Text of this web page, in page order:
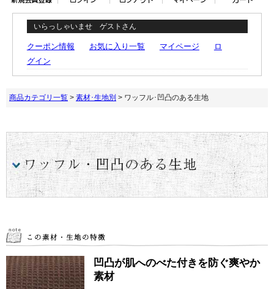
いらっしゃいませ ゲストさん
クーポン情報 お気に入り一覧 マイページ
ロ
グイン
商品カテゴリ一覧 > 素材･生地別 > ワッフル･凹凸のある生地
凹凸が肌へのべた付きを防ぐ爽やか
素材